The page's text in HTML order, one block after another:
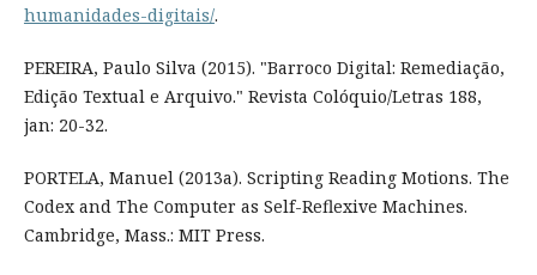
humanidades-digitais/.
PEREIRA, Paulo Silva (2015). "Barroco Digital: Remediação,
Edição Textual e Arquivo." Revista Colóquio/Letras 188,
jan: 20-32.
PORTELA, Manuel (2013a). Scripting Reading Motions. The
Codex and The Computer as Self-Reflexive Machines.
Cambridge, Mass.: MIT Press.